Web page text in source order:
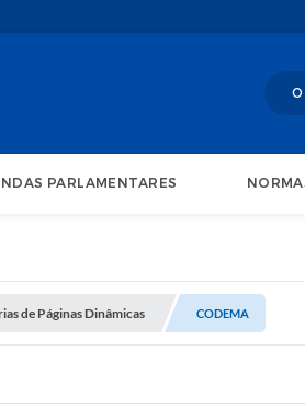
PARLAMENTARES
de Páginas Dinâmicas CODEMA